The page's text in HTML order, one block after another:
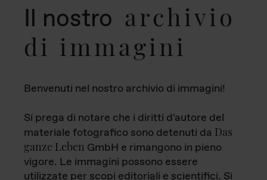
Il nostro archivio
di immagini
Benvenuti nel nostro archivio di immagini!
Si prega di notare che i diritti d'autore del
materiale fotografico sono detenuti da Das
ganze Leben GmbH e rimangono in pieno
vigore. Le immagini possono essere
utilizzate per scopi editoriali e scientifici. Si